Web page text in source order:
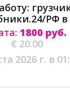
РФ
1800 руб.
€ 20.00
2026 г. в